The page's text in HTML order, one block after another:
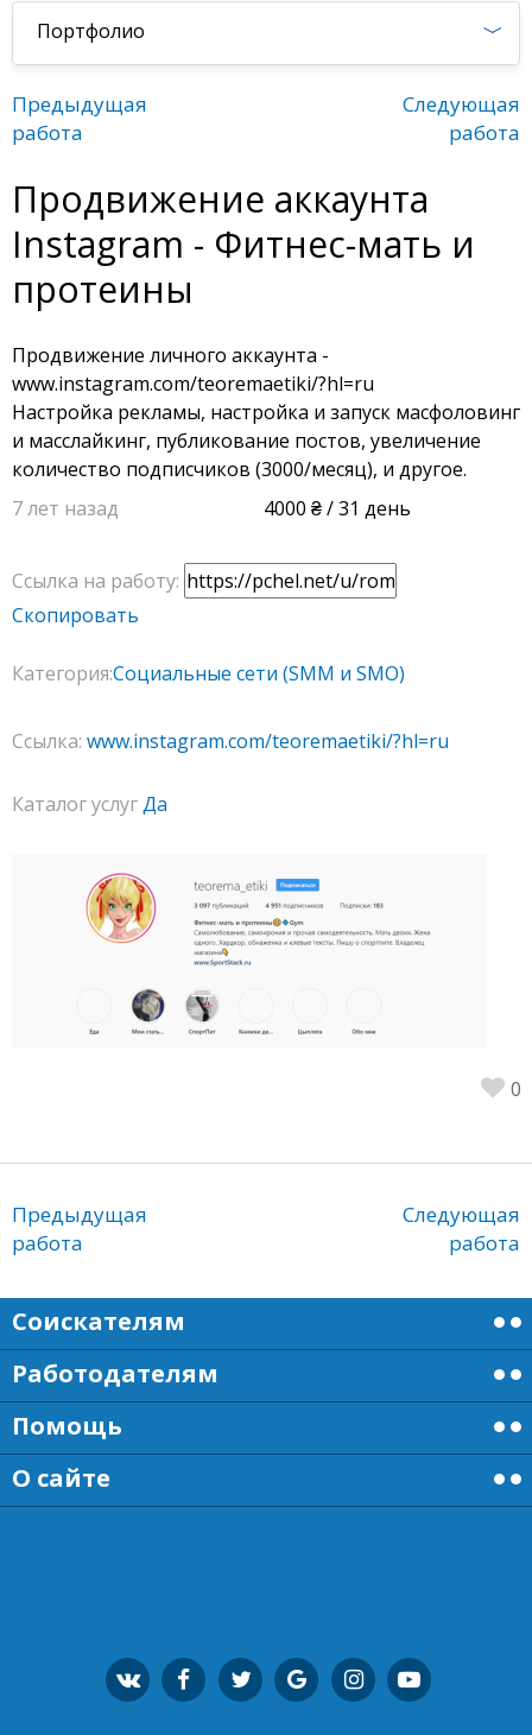
Портфолио
Предыдущая
работа
Следующая
работа
Продвижение аккаунта
Instagram - Фитнес-мать и
протеины
Продвижение личного аккаунта -
www.instagram.com/teoremaetiki/?hl=ru
Настройка рекламы, настройка и запуск масфоловинг
и масслайкинг, публикование постов, увеличение
количество подписчиков (3000/месяц), и другое.
7 лет назад
4000 / 31 день
Ссылка на работу:
Скопировать
Категория:Социальные сети (SMM и SMO)
Ссылка: www.instagram.com/teoremaetiki/?hl=ru
Каталог услугДа
0
Предыдущая
работа
Следующая
работа
Соискателям
Работодателям
Помощь
О сайте